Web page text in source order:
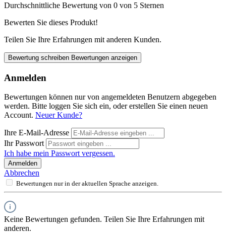
Durchschnittliche Bewertung von 0 von 5 Sternen
Bewerten Sie dieses Produkt!
Teilen Sie Ihre Erfahrungen mit anderen Kunden.
Bewertung schreiben Bewertungen anzeigen
Anmelden
Bewertungen können nur von angemeldeten Benutzern abgegeben
werden. Bitte loggen Sie sich ein, oder erstellen Sie einen neuen
Account. Neuer Kunde?
Ihre E-Mail-Adresse
Ihr Passwort
Ich habe mein Passwort vergessen.
Anmelden
Abbrechen
Bewertungen nur in der aktuellen Sprache anzeigen.
Keine Bewertungen gefunden. Teilen Sie Ihre Erfahrungen mit
anderen.